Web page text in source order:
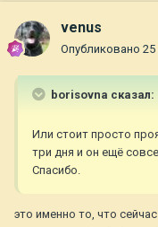
venus
Опубликовано 25
borisovna сказал:
Или стоит просто
три дня и он ещё
Спасибо.
это именно то, что